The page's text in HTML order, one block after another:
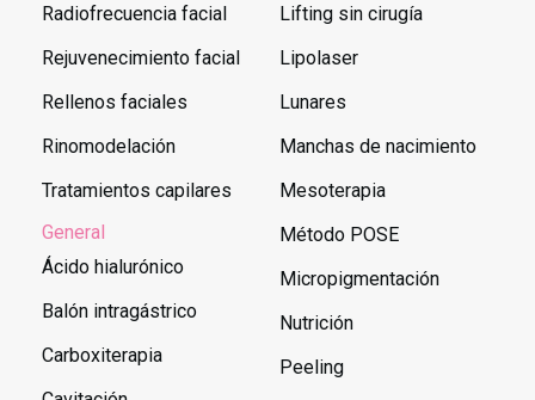
Radiofrecuencia facial
Rejuvenecimiento facial
Rellenos faciales
Rinomodelación
Tratamientos capilares
General
Ácido hialurónico
Balón intragástrico
Carboxiterapia
Lifting sin cirugía
Lipolaser
Lunares
Manchas de nacimiento
Mesoterapia
Método POSE
Micropigmentación
Nutrición
Peeling